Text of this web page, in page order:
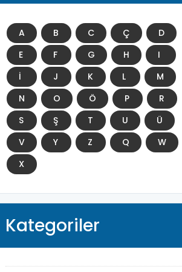
A B C Ç
D
E
F G H
I
İ
J K L
M
N
O Ö P
R
S
Ş T U
Ü
V
Y Z Q
W
X
Kategoriler